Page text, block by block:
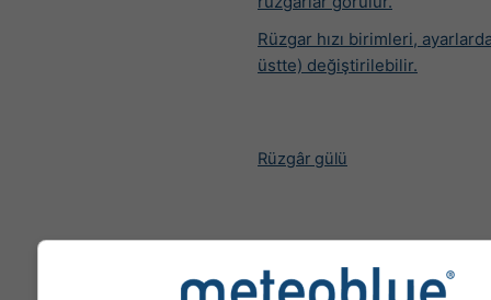
Rüzgar hızı birimleri,
üstte) değiştirilebilir.
Rüzgâr gülü